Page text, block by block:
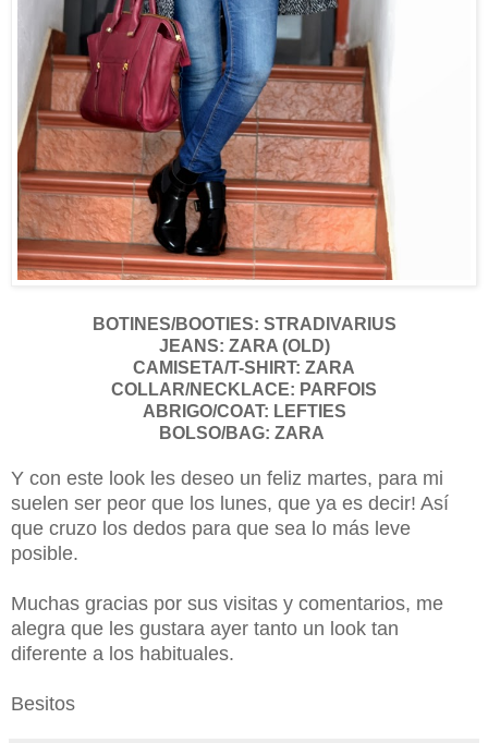
BOTINES/BOOTIES: STRADIVARIUS
JEANS: ZARA (OLD)
CAMISETA/T-SHIRT: ZARA
COLLAR/NECKLACE: PARFOIS
ABRIGO/COAT: LEFTIES
BOLSO/BAG: ZARA
Y con este look les deseo un feliz martes, para mi
suelen ser peor que los lunes, que ya es decir! Así
que cruzo los dedos para que sea lo más leve
posible.
Muchas gracias por sus visitas y comentarios, me
alegra que les gustara ayer tanto un look tan
diferente a los habituales.
Besitos